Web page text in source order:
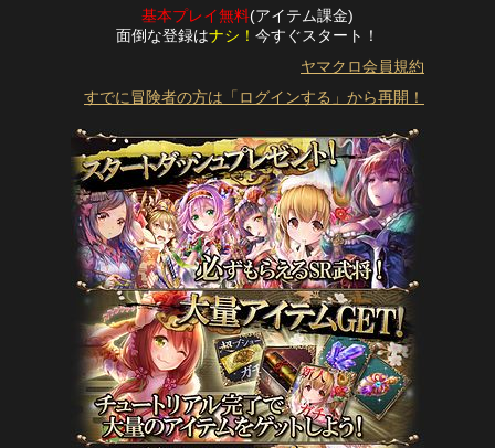
基本プレイ無料(アイテム課金)
面倒な登録はナシ！ 今すぐスタート！
ヤマクロ会員規約
すでに冒険者の方は「ログインする」から再開！